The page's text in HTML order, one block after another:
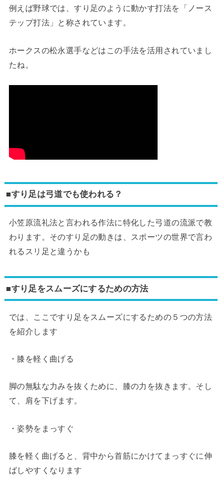
例えば野球では、すり足のように動かす打法を「ノース
テップ打法」と称されています。
ホークスの松永選手などはこの手法を活用されていまし
たね。
■すり足は弓道でも使われる？
小笠原流礼法と言われる作法に特化した弓道の流派で教
わります。そのすり足の動きは、スポーツの世界で言わ
れるスリ足と違うかも
■すり足をスムーズにするための方法
では、ここですり足をスムーズにするための５つの方法
を紹介します
・膝を軽く曲げる
脚の無駄な力みを抜くために、膝の力を抜きます。そし
て、肩を下げます。
・姿勢をまっすぐ
膝を軽く曲げると、背中から首筋にかけてまっすぐに伸
ばしやすくなります